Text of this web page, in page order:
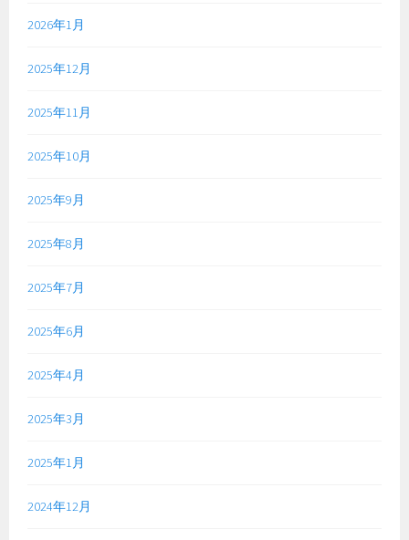
2026年1月
2025年12月
2025年11月
2025年10月
2025年9月
2025年8月
2025年7月
2025年6月
2025年4月
2025年3月
2025年1月
2024年12月